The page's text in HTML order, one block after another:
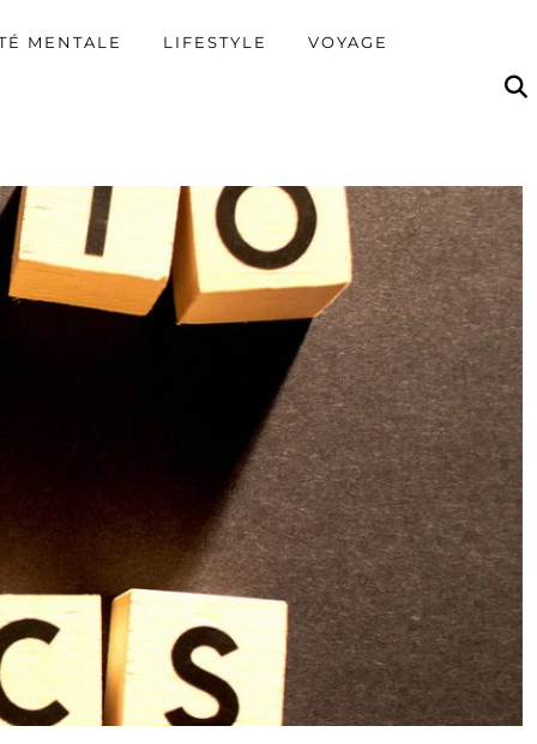
MENTALE LIFESTYLE VOYAGE